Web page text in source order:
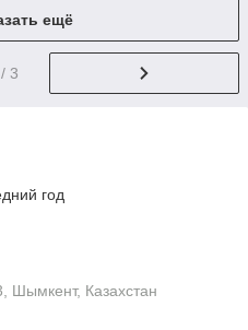
ещё
/ 3
год
Шымкент, Казахстан